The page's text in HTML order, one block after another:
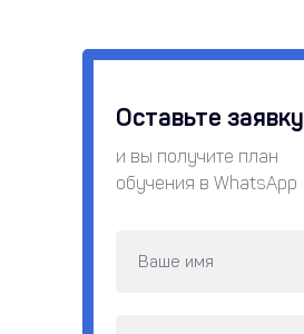
Оставьте заявку
и вы получите план
обучения в WhatsApp